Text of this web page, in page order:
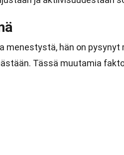
menestystä, hän on pysynyt
Tässä muutamia